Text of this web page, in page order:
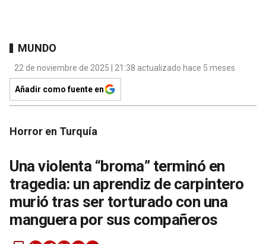
MUNDO
22 de noviembre de 2025 | 21:38 actualizado hace 5 meses
Añadir como fuente en
Horror en Turquía
Una violenta “broma” terminó en
tragedia: un aprendiz de carpintero
murió tras ser torturado con una
manguera por sus compañeros